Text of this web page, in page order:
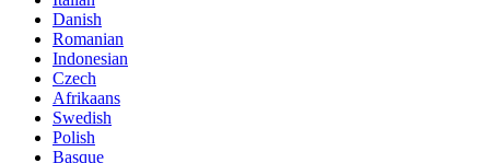
Danish
Romanian
Indonesian
Czech
Afrikaans
Swedish
Polish
Basque